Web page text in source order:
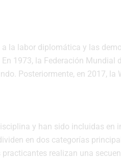
la labor diplomática y las
1973, la Federación Mundial
Posteriormente, en 2017, la
y han sido incluidas en
en dos categorías
realizan una